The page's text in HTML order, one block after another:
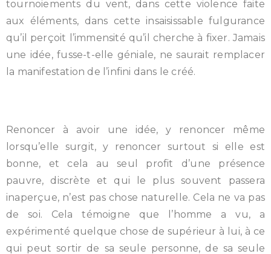
tournoiements du vent, dans cette violence faite
aux éléments, dans cette insaisissable fulgurance
qu’il perçoit l’immensité qu’il cherche à fixer. Jamais
une idée, fusse-t-elle géniale, ne saurait remplacer
la manifestation de l’infini dans le créé.
Renoncer à avoir une idée, y renoncer même
lorsqu’elle surgit, y renoncer surtout si elle est
bonne, et cela au seul profit d’une présence
pauvre, discrète et qui le plus souvent passera
inaperçue, n’est pas chose naturelle. Cela ne va pas
de soi. Cela témoigne que l’homme a vu, a
expérimenté quelque chose de supérieur à lui, à ce
qui peut sortir de sa seule personne, de sa seule